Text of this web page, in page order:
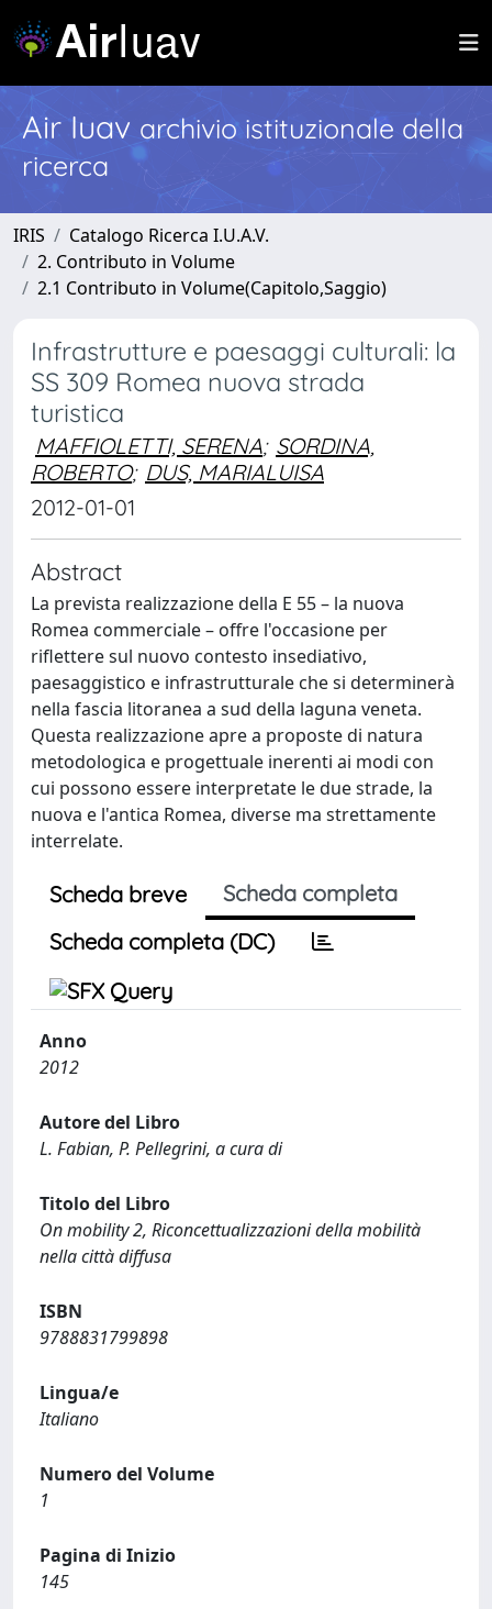
Air Iuav archivio istituzionale della
ricerca
IRIS
Catalogo Ricerca I.U.A.V.
2. Contributo in Volume
2.1 Contributo in Volume(Capitolo,Saggio)
Infrastrutture e paesaggi culturali: la
SS 309 Romea nuova strada
turistica
MAFFIOLETTI, SERENA; SORDINA,
ROBERTO; DUS, MARIALUISA
2012-01-01
Abstract
La prevista realizzazione della E 55 – la nuova
Romea commerciale – offre l'occasione per
riflettere sul nuovo contesto insediativo,
paesaggistico e infrastrutturale che si determinerà
nella fascia litoranea a sud della laguna veneta.
Questa realizzazione apre a proposte di natura
metodologica e progettuale inerenti ai modi con
cui possono essere interpretate le due strade, la
nuova e l'antica Romea, diverse ma strettamente
interrelate.
Scheda breve
Scheda completa
Scheda completa (DC)
Anno
2012
Autore del Libro
L. Fabian, P. Pellegrini, a cura di
Titolo del Libro
On mobility 2, Riconcettualizzazioni della mobilità
nella città diffusa
ISBN
9788831799898
Lingua/e
Italiano
Numero del Volume
1
Pagina di Inizio
145